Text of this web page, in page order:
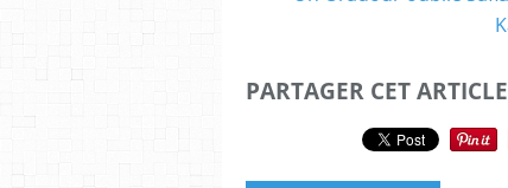
PARTAGER CET ARTICLE